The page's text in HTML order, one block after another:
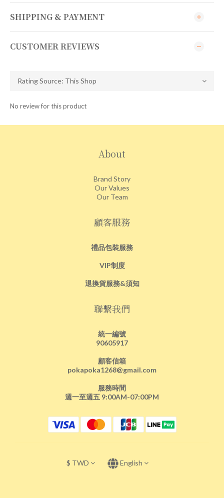
SHIPPING & PAYMENT
CUSTOMER REVIEWS
No review for this product
About
Brand Story
Our Values
Our Team
顧客服務
禮品包裝服務
VIP制度
退換貨服務&須知
聯繫我們
統一編號
90605917
顧客信箱
pokapoka1268@gmail.com
服務時間
週一至週五 9:00AM-07:00PM
$ TWD English